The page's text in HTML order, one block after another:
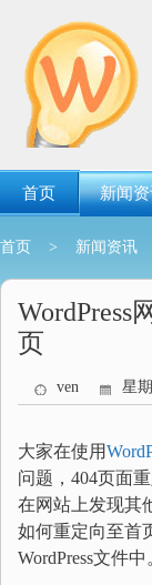
首页 新闻
首页 > 新闻资讯
WordPress
页
ven 星
大家在使用
问题，404页面
在网站上发现其
如何重定向至首
WordPress文件中